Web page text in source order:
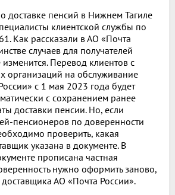
доставке пенсий в Нижнем Тагиле
клиентской службы по
Как рассказали в АО «Почта
случаев для получателей
Перевод клиентов с
организаций на обслуживание
с 1 мая 2023 года будет
с сохранением ранее
доставки пенсии. Но, если
пенсионеров по доверенности
проверить, какая
указана в документе. В
прописана частная
нужно оформить заново,
доставщика АО «Почта России».